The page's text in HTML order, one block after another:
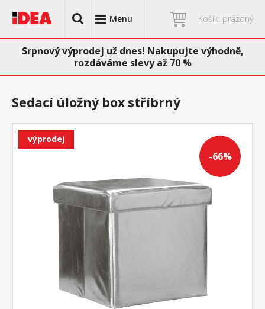
Menu Košík: prázdný
Srpnový výprodej už dnes! Nakupujte výhodně,
rozdáváme slevy až 70 %
-66%
výprodej
Sedací úložný box stříbrný